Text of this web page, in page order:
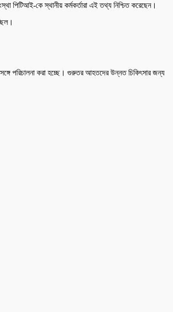
পিটিআই-কে স্থানীয় কর্মকর্তারা এই তথ্য নিশ্চিত করেছেন।
সঙ্গে পরিচালনা করা হচ্ছে। গুরুতর আহতদের উন্নত চিকিৎসার জন্য